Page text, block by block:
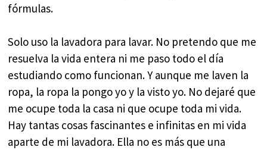
fórmulas.
Solo uso la lavadora para lavar. No pretendo que me
resuelva la vida entera ni me paso todo el día
estudiando como funcionan. Y aunque me laven la
ropa, la ropa la pongo yo y la visto yo. No dejaré que
me ocupe toda la casa ni que ocupe toda mi vida.
Hay tantas cosas fascinantes e infinitas en mi vida
aparte de mi lavadora. Ella no es más que una